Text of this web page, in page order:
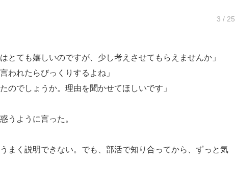
3 / 25
とても嬉しいのですが、少し考えさせてもらえませんか」
われたらびっくりするよね」
のでしょうか。理由を聞かせてほしいです」
うように言った。
まく説明できない。でも、部活で知り合ってから、ずっと気